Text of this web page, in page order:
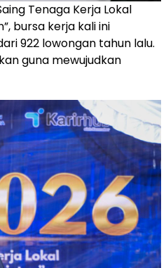
Tenaga Kerja Lokal
bursa kerja kali ini
922 lowongan tahun lalu.
guna mewujudkan